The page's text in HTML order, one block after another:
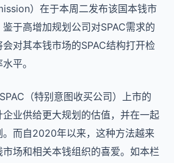
）在于本周二发布该国本钱市
于高增加规划公司对SPAC需求的
对其本钱市场的SPAC结构打开检
平。
（特别意图收买公司）上市的
业供给更大规划的估值，并在一起
而自2020年以来，这种方法越来
场和相关本钱组织的喜爱。如本栏